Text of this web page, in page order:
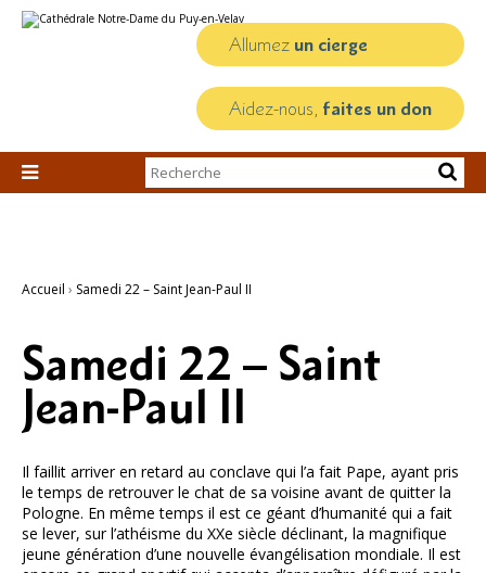
au
personnels
Allumez un cierge
Aidez-nous, faites un don

Chercher par
Recherche
Accueil › Samedi 22 – Saint Jean-Paul II
Samedi 22 – Saint
Jean-Paul II
Il faillit arriver en retard au conclave qui l’a fait Pape, ayant pris
le temps de retrouver le chat de sa voisine avant de quitter la
Pologne. En même temps il est ce géant d’humanité qui a fait
se lever, sur l’athéisme du XXe siècle déclinant, la magnifique
jeune génération d’une nouvelle évangélisation mondiale. Il est